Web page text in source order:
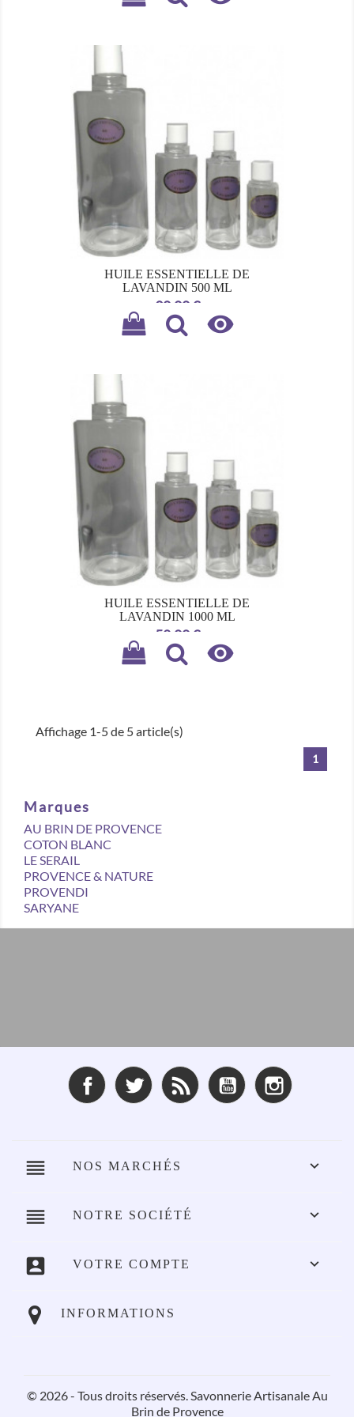
HUILE ESSENTIELLE DE
LAVANDIN 500 ML
Prix
30,00 €

HUILE ESSENTIELLE DE
LAVANDIN 1000 ML
Prix
58,00 €

Affichage 1-5 de 5 article(s)
1
Marques
AU BRIN DE PROVENCE
COTON BLANC
LE SERAIL
PROVENCE & NATURE
PROVENDI
SARYANE
Facebook Twitter Rss YouTube
reorder NOS MARCHÉS 
reorder NOTRE SOCIÉTÉ 
account_box VOTRE COMPTE 
INFORMATIONS
© 2026 - Tous droits réservés. Savonnerie Artisanale Au
Brin de Provence